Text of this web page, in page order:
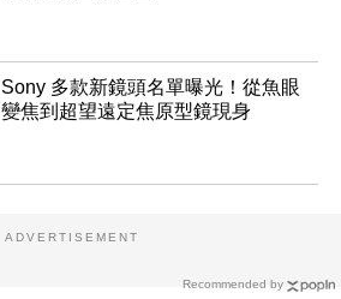
Sony 多款新鏡頭名單曝光！從魚眼
變焦到超望遠定焦原型鏡現身
Recommended by
ADVERTISEMENT